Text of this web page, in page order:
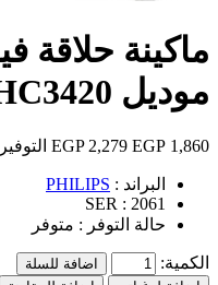
ماكينة حلاقة
موديل HC3420
1,860 EGP
2,279 EGP
البراند : PHILIPS
SER : 2061
حالة التوفر : متوفر
الكمية:
اضافة للسلة